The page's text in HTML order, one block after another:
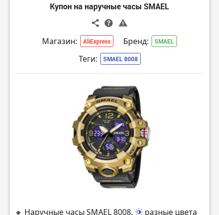
Купон на наручные часы SMAEL
Магазин: AliExpress Бренд: SMAEL
Теги: SMAEL 8008
🔸 Наручные часы SMAEL 8008,
разные цвета